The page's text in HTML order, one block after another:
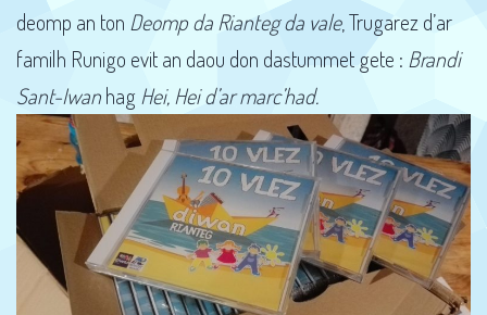
deomp an ton Deomp da Rianteg da vale, Trugarez d’ar
familh Runigo evit an daou don dastummet gete : Brandi
Sant-Iwanhag Hei, Hei d’ar marc’had.